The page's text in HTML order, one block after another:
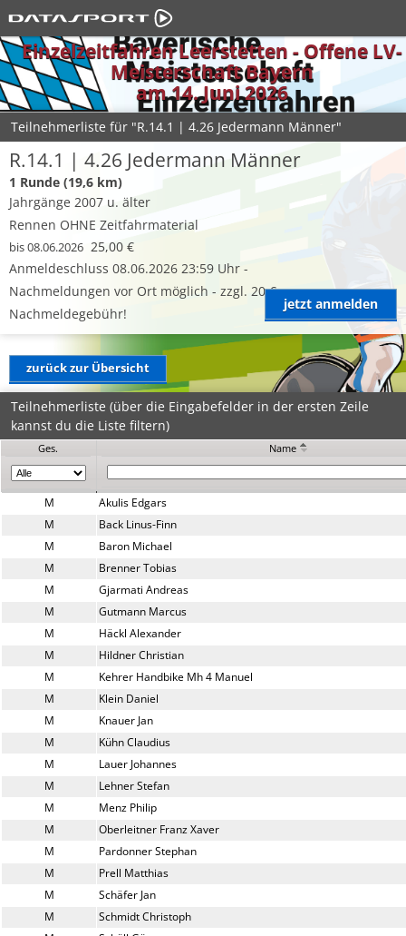
Einzelzeitfahren Leerstetten - Offene LV-
Meisterschaft Bayern
am 14. Juni 2026
Teilnehmerliste für "R.14.1 | 4.26 Jedermann Männer"
R.14.1 | 4.26 Jedermann Männer
1 Runde (19,6 km)
Jahrgänge 2007 u. älter
Rennen OHNE Zeitfahrmaterial
bis 08.06.2026 25,00 €
Anmeldeschluss 08.06.2026 23:59 Uhr -
Nachmeldungen vor Ort möglich - zzgl. 20 €
Nachmeldegebühr!
jetzt anmelden
zurück zur Übersicht
Teilnehmerliste (über die Eingabefelder in der ersten Zeile
kannst du die Liste filtern)
Ges. Name
M
Akulis Edgars
M
Back Linus-Finn
M
Baron Michael
M
Brenner Tobias
M
Gjarmati Andreas
M
Gutmann Marcus
M
Häckl Alexander
M
Hildner Christian
M
Kehrer Handbike Mh 4 Manuel
M
Klein Daniel
M
Knauer Jan
M
Kühn Claudius
M
Lauer Johannes
M
Lehner Stefan
M
Menz Philip
M
Oberleitner Franz Xaver
M
Pardonner Stephan
M
Prell Matthias
M
Schäfer Jan
M
Schmidt Christoph